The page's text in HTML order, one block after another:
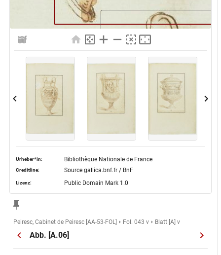
Urheber*in: Bibliothèque Nationale de France
Creditline: Source gallica.bnf.fr / BnF
Lizenz: Public Domain Mark 1.0
Peiresc, Cabinet de Peiresc [AA-53-FOL] Fol. 043 v Blatt [A] v
Abb. [A.06]